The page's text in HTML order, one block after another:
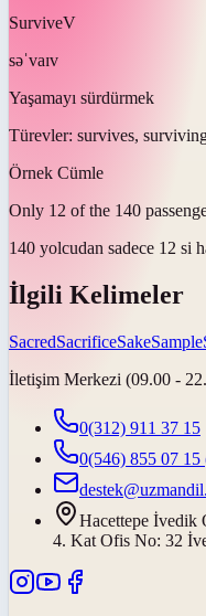
SurviveV
səˈvaɪv
Yaşamayı sürdürmek
Türevler: survives,
Örnek Cümle
Only 12 of the 140
140 yolcudan sadece 12 si
İlgili Kelimeler
SacredSacrificeSakeSample
İletişim Merkezi (09.00 -
0(312) 911 37 15
0(546) 855 07 15
Hacettepe İvedik
4. Kat Ofis No: 32